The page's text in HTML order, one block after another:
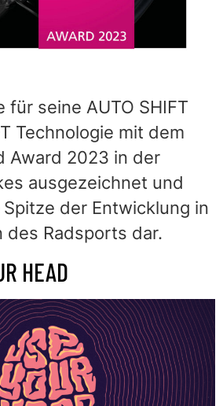
für seine AUTO SHIFT
Technologie mit dem
Award 2023 in der
ausgezeichnet und
der Entwicklung in
des Radsports dar.
HEAD